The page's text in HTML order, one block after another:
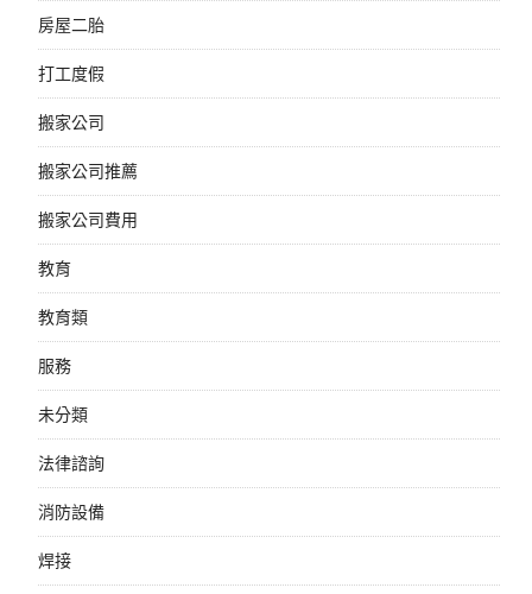
房屋二胎
打工度假
搬家公司
搬家公司推薦
搬家公司費用
教育
教育類
服務
未分類
法律諮詢
消防設備
焊接